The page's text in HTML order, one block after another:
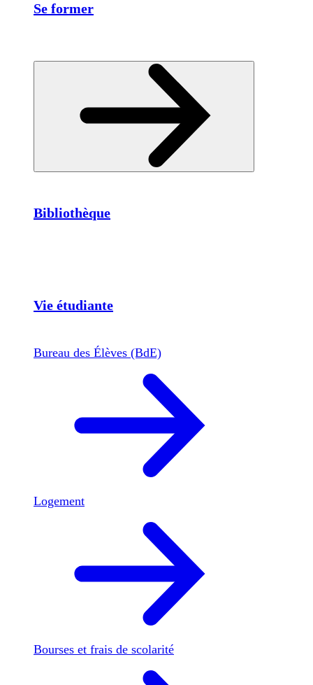
Se former
Bibliothèque
Vie étudiante
Bureau des Élèves (BdE)
Logement
Bourses et frais de scolarité